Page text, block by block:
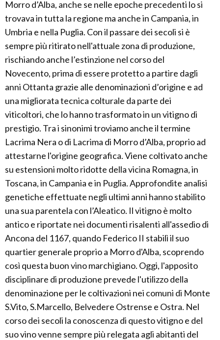
Morro d’Alba, anche se nelle epoche precedenti lo si
trovava in tutta la regione ma anche in Campania, in
Umbria e nella Puglia. Con il passare dei secoli si è
sempre più ritirato nell'attuale zona di produzione,
rischiando anche l’estinzione nel corso del
Novecento, prima di essere protetto a partire dagli
anni Ottanta grazie alle denominazioni d’origine e ad
una migliorata tecnica colturale da parte dei
viticoltori, che lo hanno trasformato in un vitigno di
prestigio. Tra i sinonimi troviamo anche il termine
Lacrima Nera o di Lacrima di Morro d’Alba, proprio ad
attestarne l'origine geografica. Viene coltivato anche
su estensioni molto ridotte della vicina Romagna, in
Toscana, in Campania e in Puglia. Approfondite analisi
genetiche effettuate negli ultimi anni hanno stabilito
una sua parentela con l’Aleatico. Il vitigno è molto
antico e riportate nei documenti risalenti all'assedio di
Ancona del 1167, quando Federico II stabilì il suo
quartier generale proprio a Morro d'Alba, scoprendo
così questa buon vino marchigiano. Oggi, l'apposito
disciplinare di produzione prevede l'utilizzo della
denominazione per le coltivazioni nei comuni di Monte
S.Vito, S.Marcello, Belvedere Ostrense e Ostra. Nel
corso dei secoli la conoscenza di questo vitigno e del
suo vino venne sempre più relegata agli abitanti del